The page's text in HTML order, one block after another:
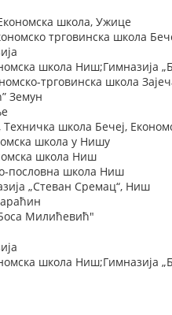
школа, Ужице
трговинска школа
школа Ниш;Гимназија
трговинска школа
Земун
школа Бечеј,
школа у Нишу
школа Ниш
пословна школа Ниш
„Стеван Сремац“, Ниш
Милићевић"
школа Ниш;Гимназија